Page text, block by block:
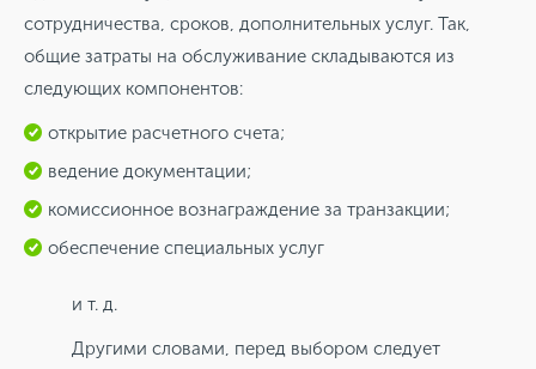
сотрудничества, сроков, дополнительных услуг. Так,
общие затраты на обслуживание складываются из
следующих компонентов:
открытие расчетного счета;
ведение документации;
комиссионное вознаграждение за транзакции;
обеспечение специальных услуг
и т. д.
Другими словами, перед выбором следует